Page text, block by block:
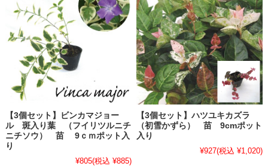
【3個セット】ビンカマジョー
ル 斑入り葉 （フイリツルニチ
ニチソウ） 苗 9ｃｍポット入
り
¥805(税込 ¥885)
【3個セット】ハツユキカズラ
（初雪かずら） 苗 9cmポット
入り
¥927(税込 ¥1,020)